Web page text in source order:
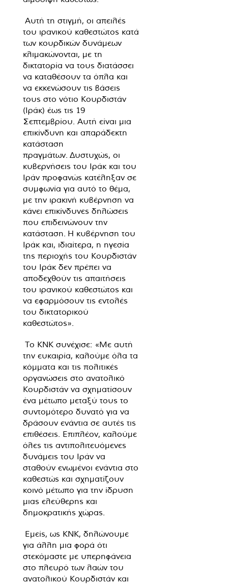
Αυτή τη στιγμή, οι απειλές
του ιρανικού καθεστώτος κατά
των κουρδικών δυνάμεων
κλιμακώνονται, με τη
δικτατορία να τους διατάσσει
να καταθέσουν τα όπλα και
να εκκενώσουν τις βάσεις
τους στο νότιο Κουρδιστάν
(Ιράκ) έως τις 19
Σεπτεμβρίου. Αυτή είναι μια
επικίνδυνη και απαράδεκτη
κατάσταση
πραγμάτων. Δυστυχώς, οι
κυβερνήσεις του Ιράκ και του
Ιράν προφανώς κατέληξαν σε
συμφωνία για αυτό το θέμα,
με την ιρακινή κυβέρνηση να
κάνει επικίνδυνες δηλώσεις
που επιδεινώνουν την
κατάσταση. Η κυβέρνηση του
Ιράκ και, ιδιαίτερα, η ηγεσία
της περιοχής του Κουρδιστάν
του Ιράκ δεν πρέπει να
αποδεχθούν τις απαιτήσεις
του ιρανικού καθεστώτος και
να εφαρμόσουν τις εντολές
του δικτατορικού
καθεστώτος».
Το KNK συνέχισε: «Με αυτή
την ευκαιρία, καλούμε όλα τα
κόμματα και τις πολιτικές
οργανώσεις στο ανατολικό
Κουρδιστάν να σχηματίσουν
ένα μέτωπο μεταξύ τους το
συντομότερο δυνατό για να
δράσουν ενάντια σε αυτές τις
επιθέσεις. Επιπλέον, καλούμε
όλες τις αντιπολιτευόμενες
δυνάμεις του Ιράν να
σταθούν ενωμένοι ενάντια στο
καθεστώς και σχηματίζουν
κοινό μέτωπο για την ίδρυση
μιας ελεύθερης και
δημοκρατικής χώρας.
Εμείς, ως KNK, δηλώνουμε
για άλλη μια φορά ότι
στεκόμαστε με υπερηφάνεια
στο πλευρό των λαών του
ανατολικού Κουρδιστάν και